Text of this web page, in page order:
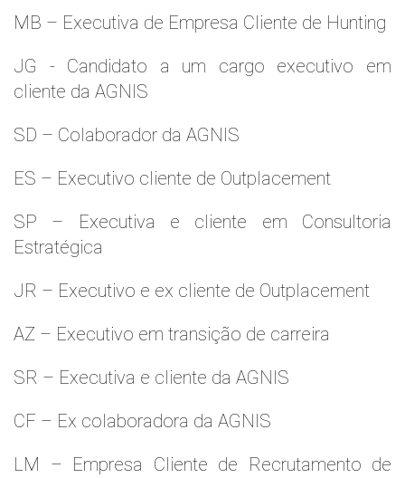
MB – Executiva de Empresa Cliente de Hunting
JG - Candidato a um cargo executivo em
cliente da AGNIS
SD – Colaborador da AGNIS
ES – Executivo cliente de Outplacement
SP – Executiva e cliente em Consultoria
Estratégica
JR – Executivo e ex cliente de Outplacement
AZ – Executivo em transição de carreira
SR – Executiva e cliente da AGNIS
CF – Ex colaboradora da AGNIS
LM – Empresa Cliente de Recrutamento de